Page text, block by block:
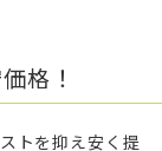
格！
トを抑え安く提